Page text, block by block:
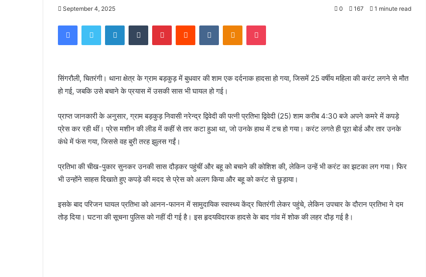
September 4, 2025 0 167 1 minute read
FacebookTwitter LinkedInTumblr PinterestReddit VKontakteOdnoklassniki
Pocket
सिंगरौली, चितरंगी। थाना क्षेत्र के ग्राम बड़कुड़ में बुधवार की शाम एक दर्दनाक हादसा हो गया, जिसमें 25 वर्षीय महिला की करंट लगने से मौत
हो गई, जबकि उसे बचाने के प्रयास में उसकी सास भी घायल हो गई।
प्राप्त जानकारी के अनुसार, ग्राम बड़कुड़ निवासी नरेन्द्र द्विवेदी की पत्नी प्रतिभा द्विवेदी (25) शाम करीब 4:30 बजे अपने कमरे में कपड़े
प्रेस कर रही थीं। प्रेस मशीन की लीड में कहीं से तार कटा हुआ था, जो उनके हाथ में टच हो गया। करंट लगते ही पूरा बोर्ड और तार उनके
कंधे में फंस गया, जिससे वह बुरी तरह झुलस गईं।
प्रतिभा की चीख-पुकार सुनकर उनकी सास दौड़कर पहुंचीं और बहू को बचाने की कोशिश की, लेकिन उन्हें भी करंट का झटका लग गया। फिर
भी उन्होंने साहस दिखाते हुए कपड़े की मदद से प्रेस को अलग किया और बहू को करंट से छुड़ाया।
इसके बाद परिजन घायल प्रतिभा को आनन-फानन में सामुदायिक स्वास्थ्य केंद्र चितरंगी लेकर पहुंचे, लेकिन उपचार के दौरान प्रतिभा ने दम
तोड़ दिया। घटना की सूचना पुलिस को नहीं दी गई है। इस हृदयविदारक हादसे के बाद गांव में शोक की लहर दौड़ गई है।